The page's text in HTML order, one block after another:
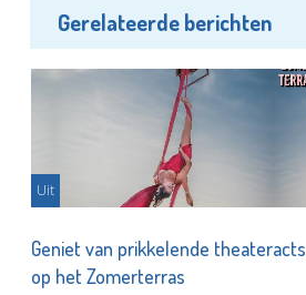
Gerelateerde berichten
Uit
Geniet van prikkelende theateracts
op het Zomerterras